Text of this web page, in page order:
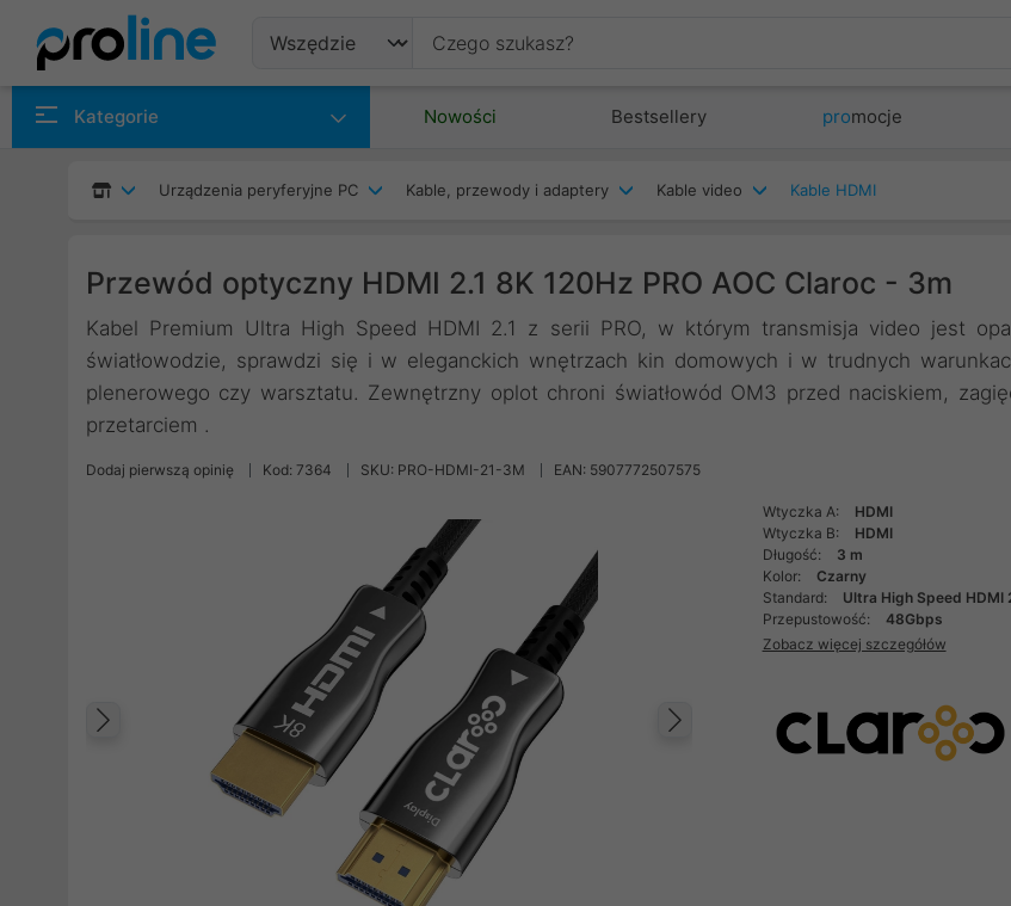
Kategorie Nowości Bestsellery promocje
Urządzenia peryferyjne PC Kable, przewody i adaptery Kable video Kable HDMI
Przewód optyczny HDMI 2.1 8K 120Hz PRO AOC Claroc - 3m
Kabel Premium Ultra High Speed HDMI 2.1 z serii PRO, w którym transmisja video jest
światłowodzie, sprawdzi się i w eleganckich wnętrzach kin domowych i w trudnych
plenerowego czy warsztatu. Zewnętrzny oplot chroni światłowód OM3 przed naciskiem,
przetarciem .
Dodaj pierwszą opinię Kod: 7364 SKU: PRO-HDMI-21-3M EAN: 5907772507575
Następny
Poprzedni
Wtyczka A:
HDMI
Wtyczka B:
HDMI
Długość:
3 m
Kolor:
Czarny
Standard:
Ultra High Speed HDMI
Przepustowość:
48Gbps
Zobacz więcej szczegółów